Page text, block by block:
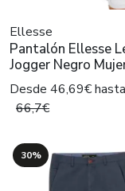
Ellesse
Pantalón Ellesse
Jogger Negro
Desde 46,69€
66,7€
30%